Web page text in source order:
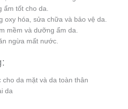
tốt cho da.
oxy hóa, sửa chữa và bảo vệ da.
mềm và dưỡng ẩm da.
ngừa mất nước.
da mặt và da toàn thân
da